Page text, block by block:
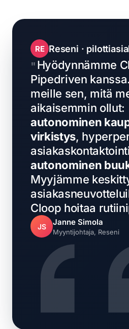
RE Reseni ·
Hyödynnämme
Pipedriven
meille sen, mitä
aikaisemmin ollut:
autonominen
virkistys,
autonominen
Myyjämme
Cloop hoitaa
JS Janne Simola
Myyntijohtaja, Reseni